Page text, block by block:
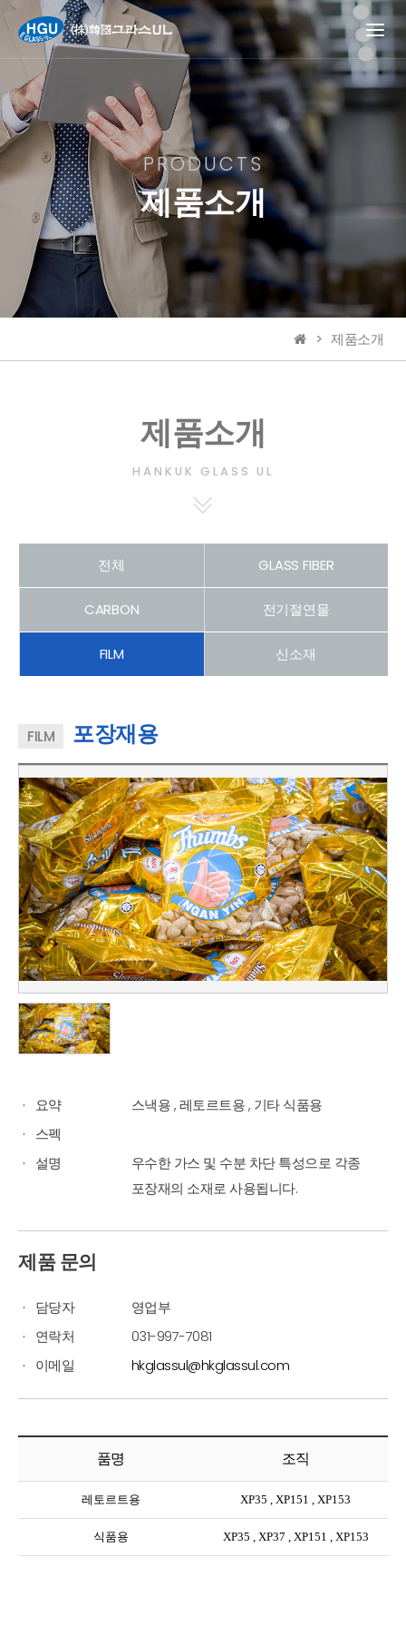
PRODUCTS
제품소개
제품소개
제품소개
HANKUK GLASS UL
전체 GLASS FIBER
CARBON 전기절연물
FILM 신소재
FILM 포장재용
요약
스낵용 , 레토르트용 , 기타 식품용
스펙
설명
우수한 가스 및 수분 차단 특성으로 각종
포장재의 소재로 사용됩니다.
제품 문의
담당자
영업부
연락처
031-997-7081
이메일
hkglassul@hkglassul.com
품명 조직